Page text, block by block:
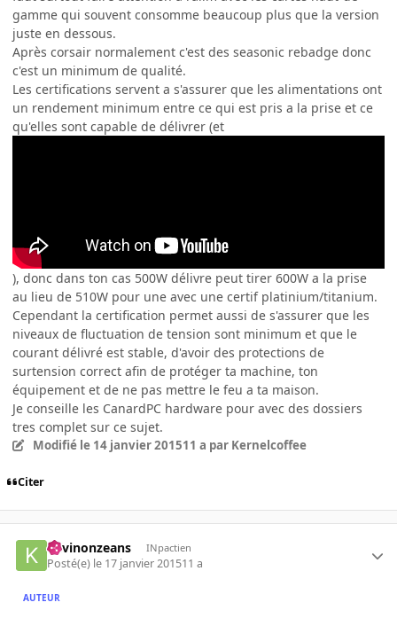
gamme qui souvent consomme beaucoup plus que la version
juste en dessous.
Après corsair normalement c'est des seasonic rebadge donc
c'est un minimum de qualité.
Les certifications servent a s'assurer que les alimentations ont
un rendement minimum entre ce qui est pris a la prise et ce
qu'elles sont capable de délivrer (et
), donc dans ton cas 500W délivre peut tirer 600W a la prise
au lieu de 510W pour une avec une certif platinium/titanium.
Cependant la certification permet aussi de s'assurer que les
niveaux de fluctuation de tension sont minimum et que le
courant délivré est stable, d'avoir des protections de
surtension correct afin de protéger ta machine, ton
équipement et de ne pas mettre le feu a ta maison.
Je conseille les CanardPC hardware pour avec des dossiers
tres complet sur ce sujet.
Modifié le 14 janvier 201511 a par Kernelcoffee
Citer
Kevinonzeans INpactien
Posté(e) le 17 janvier 201511 a
AUTEUR